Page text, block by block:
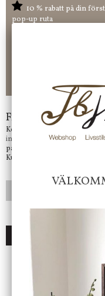
10 % rabatt på din
pop-up ruta
Nöjda kunder och
-ligt Tack för att
Frågor?
Kontakta oss på
info@jbhome.seVi svarar
på mail så fort vi kan.
Kundtjänst telefontid öppet
ENDAST 1 ST KVAR I